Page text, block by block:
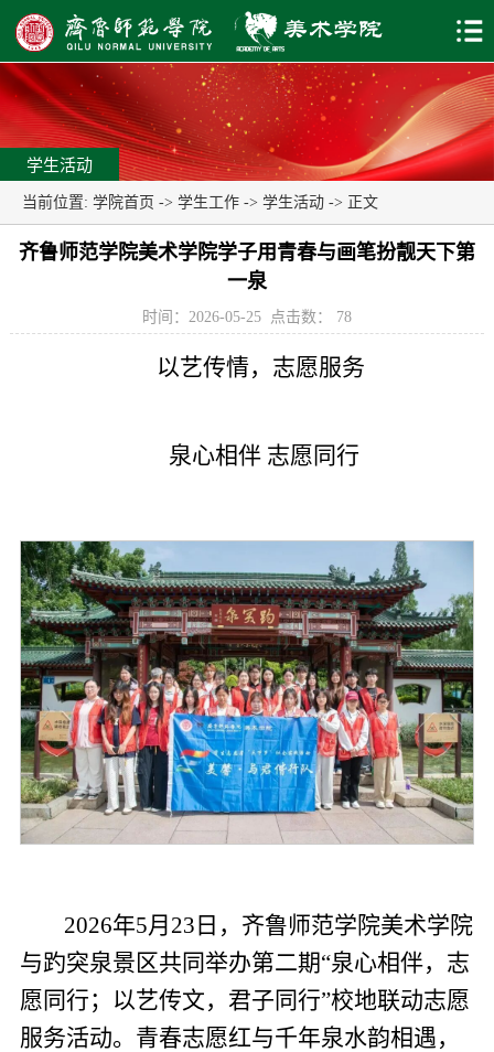
学生活动
当前位置: 学院首页 -> 学生工作 -> 学生活动 -> 正文
齐鲁师范学院美术学院学子用青春与画笔扮靓天下第
一泉
时间：2026-05-25 点击数： 78
以艺传情，志愿服务
泉心相伴 志愿同行
2026年5月23日，齐鲁师范学院美术学院
与趵突泉景区共同举办第二期“泉心相伴，志
愿同行；以艺传文，君子同行”校地联动志愿
服务活动。青春志愿红与千年泉水韵相遇，